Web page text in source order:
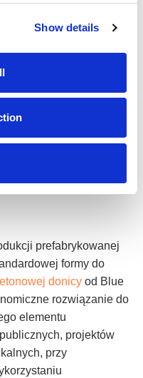
Show details
prefabrykowanej
formy do
donicy od Blue
rozwiązanie do
elementu
projektów
przy